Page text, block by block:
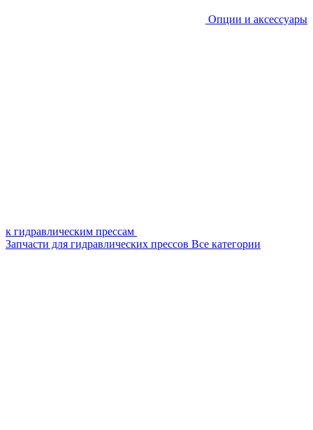
Опции и аксессуары
к гидравлическим прессам
Запчасти для гидравлических прессов Все категории